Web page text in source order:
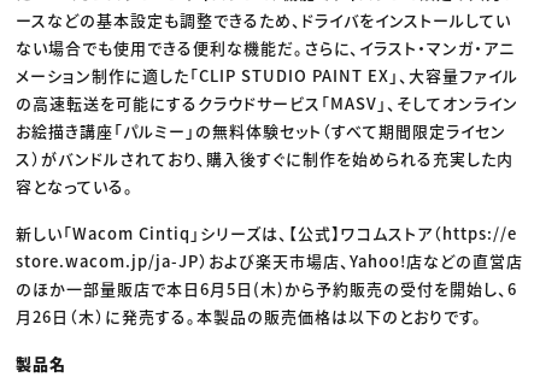
ースなどの基本設定も調整できるため、ドライバをインストールしてい
ない場合でも使用できる便利な機能だ。さらに、イラスト・マンガ・アニ
メーション制作に適した「CLIP STUDIO PAINT EX」、大容量ファイル
の高速転送を可能にするクラウドサービス「MASV」、そしてオンライン
お絵描き講座「パルミー」の無料体験セット（すべて期間限定ライセン
ス）がバンドルされており、購入後すぐに制作を始められる充実した内
容となっている。
新しい「Wacom Cintiq」シリーズは、【公式】ワコムストア（https://e
store.wacom.jp/ja-JP）および楽天市場店、Yahoo!店などの直営店
のほか一部量販店で本日6月5日(木)から予約販売の受付を開始し、6
月26日（木）に発売する。本製品の販売価格は以下のとおりです。
製品名